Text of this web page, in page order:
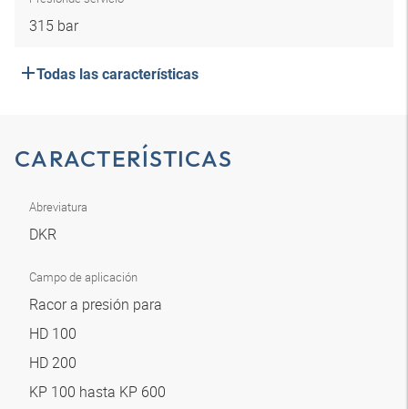
315 bar
Todas las características
CARACTERÍSTICAS
Abreviatura
DKR
Campo de aplicación
Racor a presión para
HD 100
HD 200
KP 100 hasta KP 600